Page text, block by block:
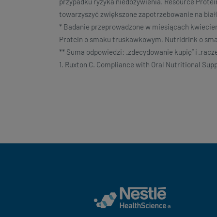
towarzyszyć zwiększone zapotrzebowanie na
* Badanie przeprowadzone w miesiącach
Protein o smaku truskawkowym, Nutridrink o
** Suma odpowiedzi: „zdecydowanie kupię” i
1. Ruxton C. Compliance with Oral Nutritional